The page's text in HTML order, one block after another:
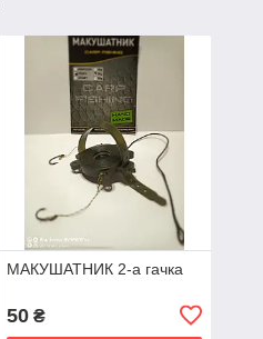
МАКУШАТНИК 2-а гачка
50₴